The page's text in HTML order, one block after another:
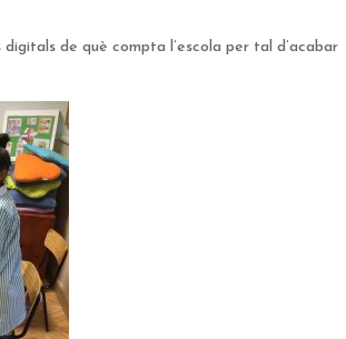
de què compta l’escola per tal d’acabar